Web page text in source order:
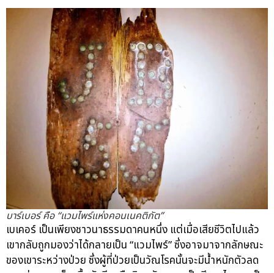
บาร์เบอร์ คือ “แวมไพร์แห่งคอนเนคติกัต”
เบเคอร์ เป็นเพียงชาวนาธรรมดาคนหนึ่ง แต่เมื่อเสียชีวิตไปแล้ว
เขากลับถูกมองว่าได้กลายเป็น “แวมไพร์” ซึ่งอาจมาจากลักษณะ
ของเขาระหว่างป่วย ซึ่งผู้ที่ป่วยเป็นวัณโรคนั้นจะมีน้ำหนักตัวลด